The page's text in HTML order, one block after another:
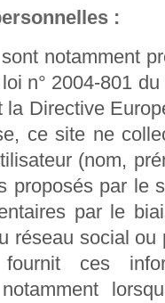
:
notamment
n° 2004-801 du
Directive
ce site ne
(nom,
proposés par le
par le
réseau social
fournit ces